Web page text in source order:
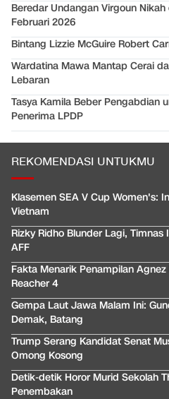
Beredar Undangan Virgoun
Februari 2026
Bintang Lizzie McGuire Robert
Wardatina Mawa Mantap Cerai
Lebaran
Tasya Kamila Beber Pengabdian
Penerima LPDP
REKOMENDASI UNTUKMU
Klasemen SEA V Cup Women's:
Vietnam
Rizky Ridho Blunder Lagi,
AFF
Fakta Menarik Penampilan
Reacher 4
Gempa Laut Jawa Malam Ini:
Demak, Batang
Trump Serang Kandidat Senat
Omong Kosong
Detik-detik Horor Murid Sekolah
Penembakan